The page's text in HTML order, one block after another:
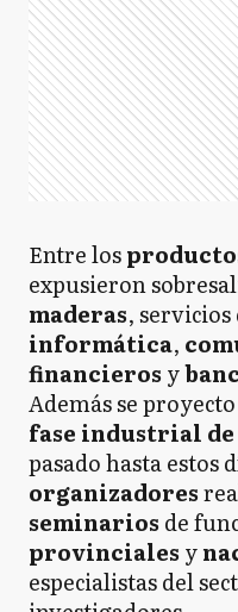
Entre los
expusieron
maderas, servicios
informática,
financieros y
Además se
fase industrial
pasado hasta estos
organizadores
seminarios de
provinciales y
especialistas del